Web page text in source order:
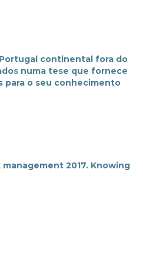
continental fora do
numa tese que fornece
o seu conhecimento
2017. Knowing